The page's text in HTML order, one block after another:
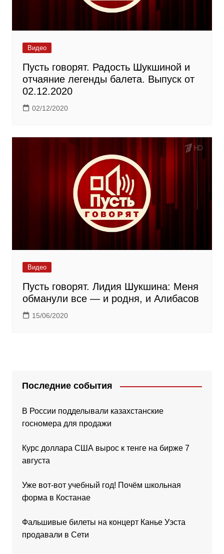
Видео
Пусть говорят. Радость Шукшиной и
отчаяние легенды балета. Выпуск от
02.12.2020
02/12/2020
Видео
Пусть говорят. Лидия Шукшина: Меня
обманули все — и родня, и Алибасов
15/06/2020
Последние события
В России подделывали казахстанские
госномера для продажи
Курс доллара США вырос к тенге на бирже 7
августа
Уже вот-вот учебный год! Почём школьная
форма в Костанае
Фальшивые билеты на концерт Канье Уэста
продавали в Сети